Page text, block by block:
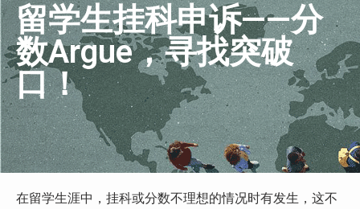
留学生挂科申诉——分
数Argue，寻找突破
口！
在留学生涯中，挂科或分数不理想的情况时有发生，这不